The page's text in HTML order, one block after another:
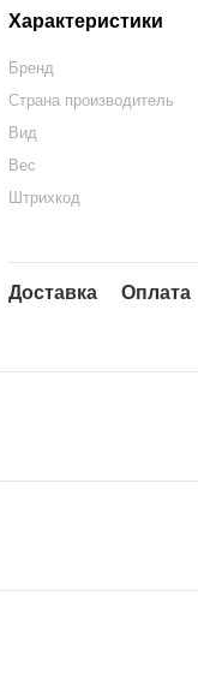
Характеристики
Бренд
Страна производитель
Вид
Вес
Штрихкод
Доставка Оплата